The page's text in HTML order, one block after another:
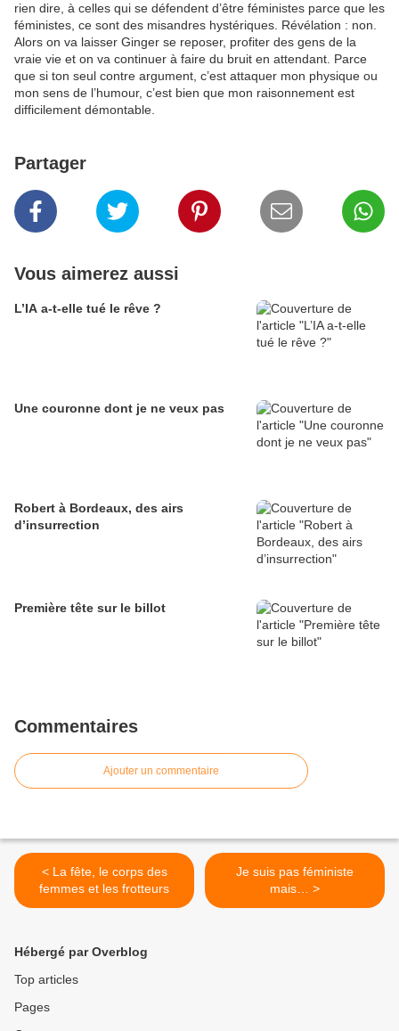
rien dire, à celles qui se défendent d’être féministes parce que les
féministes, ce sont des misandres hystériques. Révélation : non.
Alors on va laisser Ginger se reposer, profiter des gens de la
vraie vie et on va continuer à faire du bruit en attendant. Parce
que si ton seul contre argument, c’est attaquer mon physique ou
mon sens de l’humour, c’est bien que mon raisonnement est
difficilement démontable.
Partager
Vous aimerez aussi
L’IA a-t-elle tué le rêve ?
Une couronne dont je ne veux pas
Robert à Bordeaux, des airs
d’insurrection
Première tête sur le billot
Commentaires
Ajouter un commentaire
< La fête, le corps des
femmes et les frotteurs
Je suis pas féministe
mais… >
Hébergé par Overblog
Top articles
Pages